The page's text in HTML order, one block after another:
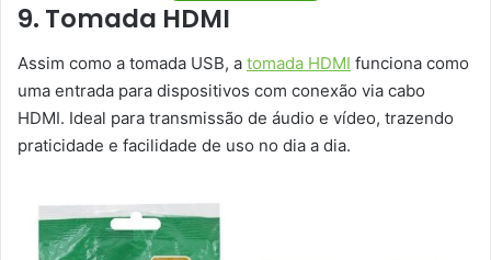
9. Tomada HDMI
Assim como a tomada USB, a tomada HDMI funciona como
uma entrada para dispositivos com conexão via cabo
HDMI. Ideal para transmissão de áudio e vídeo, trazendo
praticidade e facilidade de uso no dia a dia.